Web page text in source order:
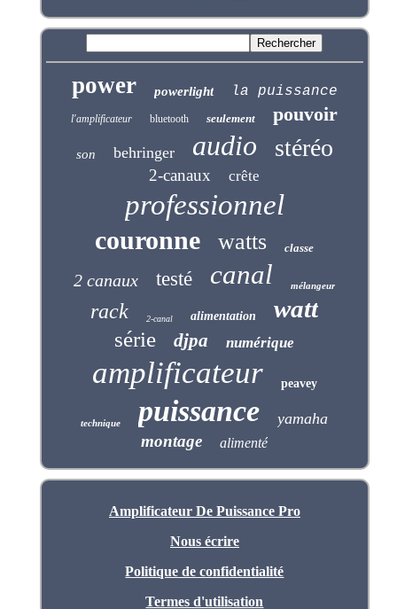
power powerlight la puissance
l'amplificateur bluetooth seulement pouvoir
son behringer audio stéréo
2-canaux crête
professionnel
couronne watts classe
2 canaux testé canal mélangeur
rack 2-canal alimentation watt
série djpa numérique
amplificateur peavey
technique puissance yamaha
montage alimenté
Amplificateur De Puissance Pro
Nous écrire
Politique de confidentialité
Termes d'utilisation